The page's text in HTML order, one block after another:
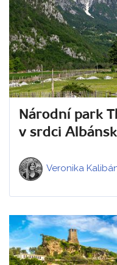
Národní park
v srdci
Veronika